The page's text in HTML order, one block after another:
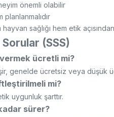
önemli olabilir
planlanmalıdır
sağlığı hem etik
(SSS)
vermek ücretli mi?
genelde ücretsiz veya düşük
mi?
uygunluk şarttır.
sürer?